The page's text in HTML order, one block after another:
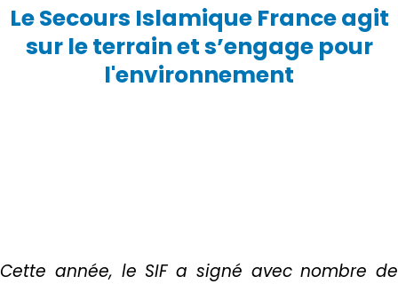
Le Secours Islamique France agit
sur le terrain et s’engage pour
l'environnement
Cette année, le SIF a signé avec nombre de